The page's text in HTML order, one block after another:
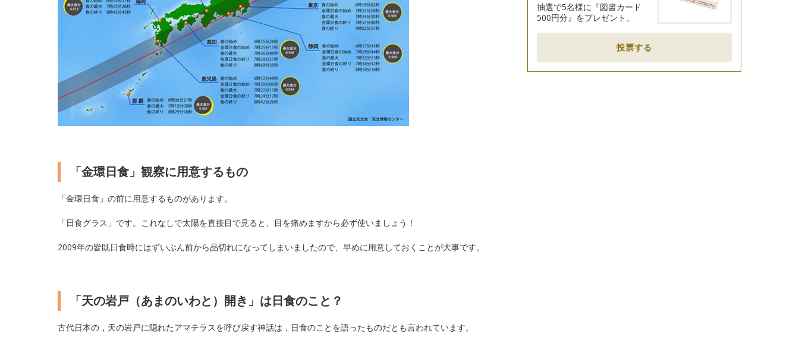
「金環日食」観察に用意するもの
「金環日食」の前に用意するものがあります。
「日食グラス」です。これなしで太陽を直接目で見ると、目を痛めますから必ず使いましょう！
2009年の皆既日食時にはずいぶん前から品切れになってしまいましたので、早めに用意しておくことが大事です。
「天の岩戸（あまのいわと）開き」は日食のこと？
古代日本の，天の岩戸に隠れたアマテラスを呼び戻す神話は，日食のことを語ったものだとも言われています。
抽選で5名様に『図書カード
500円分』をプレゼント。
投票する